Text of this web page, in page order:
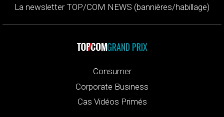
La newsletter TOP/COM NEWS (bannières/habillage)
GRAND PRIX
Consumer
Corporate Business
Cas Vidéos Primés